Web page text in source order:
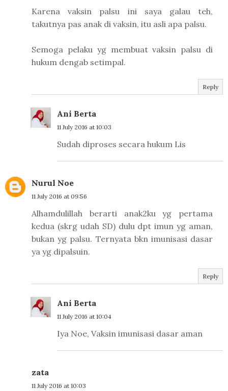
Karena vaksin palsu ini saya galau teh,
takutnya pas anak di vaksin, itu asli apa palsu.
Semoga pelaku yg membuat vaksin palsu di
hukum dengab setimpal.
Reply
Ani Berta
11 July 2016 at 10:03
Sudah diproses secara hukum Lis
Nurul Noe
11 July 2016 at 09:56
Alhamdulillah berarti anak2ku yg pertama
kedua (skrg udah SD) dulu dpt imun yg aman,
bukan yg palsu. Ternyata bkn imunisasi dasar
ya yg dipalsuin.
Reply
Ani Berta
11 July 2016 at 10:04
Iya Noe, Vaksin imunisasi dasar aman
zata
11 July 2016 at 10:03